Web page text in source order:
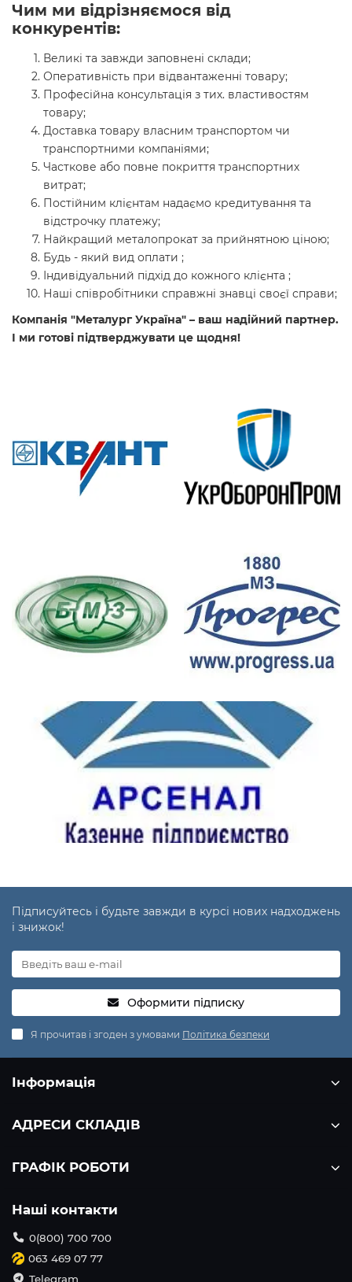
Чим ми відрізняємося від
конкурентів:
Великі та завжди заповнені склади;
Оперативність при відвантаженні товару;
Професійна консультація з тих. властивостям
товару;
Доставка товару власним транспортом чи
транспортними компаніями;
Часткове або повне покриття транспортних
витрат;
Постійним клієнтам надаємо кредитування та
відстрочку платежу;
Найкращий металопрокат за прийнятною ціною;
Будь - який вид оплати ;
Індивідуальний підхід до кожного клієнта ;
Наші співробітники справжні знавці своєї справи;
Компанія "Металург Україна" – ваш надійний партнер.
І ми готові підтверджувати це щодня!
Підписуйтесь і будьте завжди в курсі нових надходжень
і знижок!
Оформити підписку
Я прочитав і згоден з умовами Політика безпеки
Інформація
АДРЕСИ СКЛАДІВ
ГРАФІК РОБОТИ
Наші контакти
0(800) 700 700
063 469 07 77
Telegram